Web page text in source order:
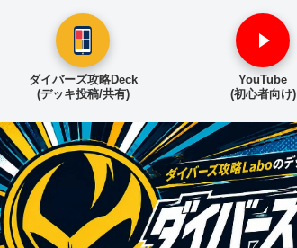
ダイバーズ攻略Deck
(デッキ投稿/共有)
YouTube
(初心者向け)